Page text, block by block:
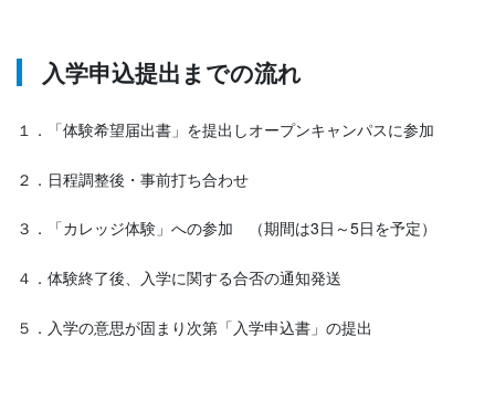
入学申込提出までの流れ
１．「体験希望届出書」を提出しオープンキャンパスに参加
２．日程調整後・事前打ち合わせ
３．「カレッジ体験」への参加 （期間は3日～5日を予定）
４．体験終了後、入学に関する合否の通知発送
５．入学の意思が固まり次第「入学申込書」の提出